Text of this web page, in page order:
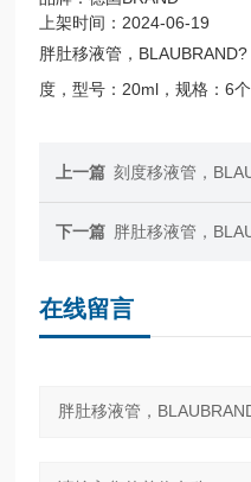
上架时间：2024-06-19
胖肚移液管，
度，型号：20ml，规格：6个
上一篇 刻度移液管，BLAUBRAND?
下一篇 胖肚移液管，
在线留言